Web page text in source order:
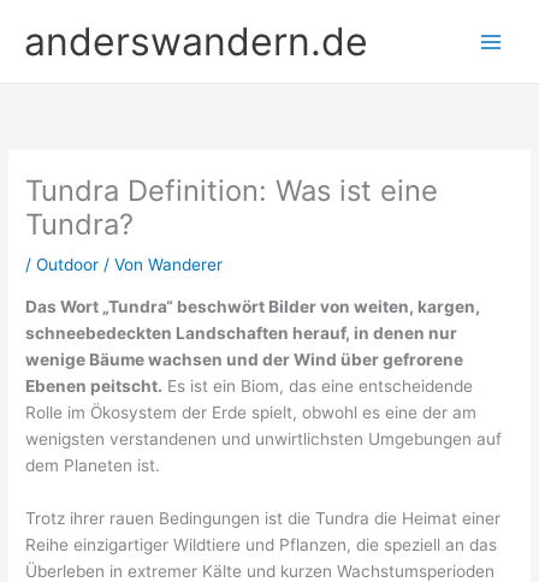
Inhaltanderswandern.de
Tundra Definition: Was ist eine
Tundra?
/Outdoor / VonWanderer
Das Wort „Tundra“ beschwört Bilder von weiten, kargen,
schneebedeckten Landschaften herauf, in denen nur
wenige Bäume wachsen und der Wind über gefrorene
Ebenen peitscht. Es ist ein Biom, das eine entscheidende
Rolle im Ökosystem der Erde spielt, obwohl es eine der am
wenigsten verstandenen und unwirtlichsten Umgebungen auf
dem Planeten ist.
Trotz ihrer rauen Bedingungen ist die Tundra die Heimat einer
Reihe einzigartiger Wildtiere und Pflanzen, die speziell an das
Überleben in extremer Kälte und kurzen Wachstumsperioden